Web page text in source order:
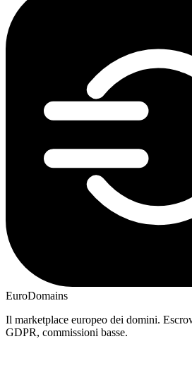
EuroDomains
Il marketplace europeo dei domini.
GDPR, commissioni basse.